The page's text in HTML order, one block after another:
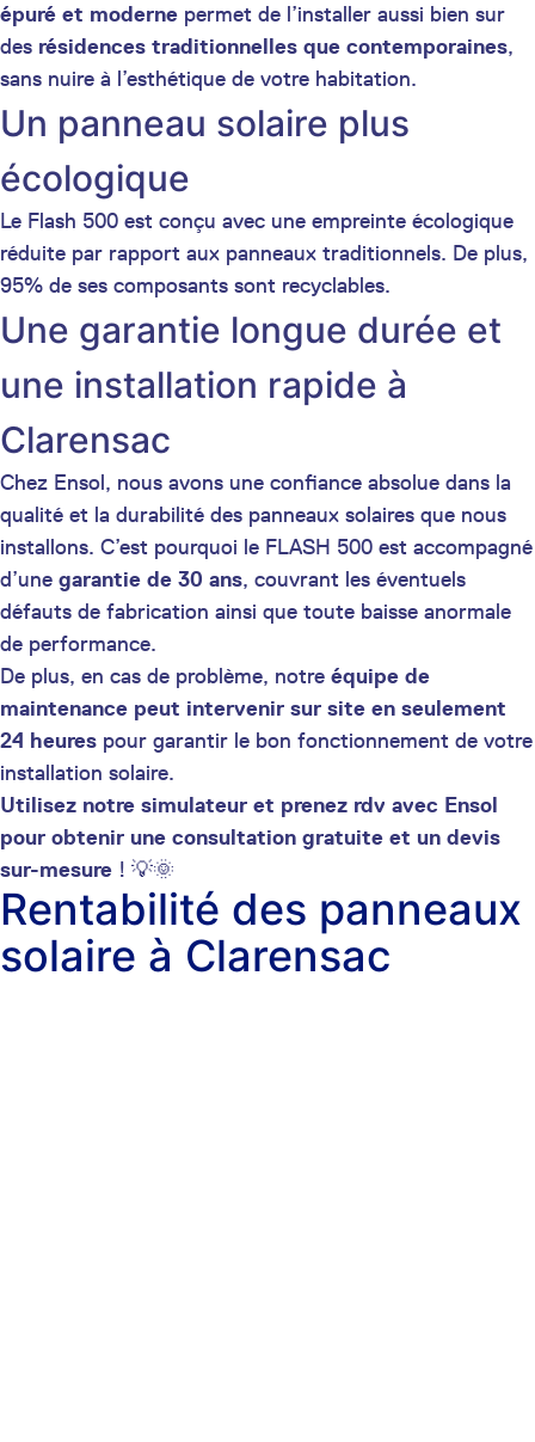
épuré et moderne permet de l’installer aussi bien sur
des résidences traditionnelles que contemporaines,
sans nuire à l’esthétique de votre habitation.
Un panneau solaire plus
écologique
Le Flash 500 est conçu avec une empreinte écologique
réduite par rapport aux panneaux traditionnels. De plus,
95% de ses composants sont recyclables.
Une garantie longue durée et
une installation rapide à
Clarensac
Chez Ensol, nous avons une confiance absolue dans la
qualité et la durabilité des panneaux solaires que nous
installons. C’est pourquoi le FLASH 500 est accompagné
d’une garantie de 30 ans, couvrant les éventuels
défauts de fabrication ainsi que toute baisse anormale
de performance.
De plus, en cas de problème, notre équipe de
maintenance peut intervenir sur site en seulement
24 heures pour garantir le bon fonctionnement de votre
installation solaire.
Utilisez notre simulateur et prenez rdv avec Ensol
pour obtenir une consultation gratuite et un devis
sur-mesure ! 💡🌞
Rentabilité des panneaux
solaire à Clarensac